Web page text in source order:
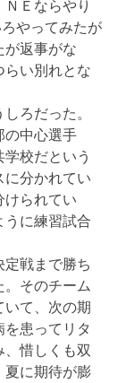
Ｅならやり
やってみたが
が返事がな
らい別れとな
ろだった。
の中心選手
校だという
に分かれてい
けられてい
うに練習試合
戦まで勝ち
そのチーム
いて、次の期
患ってリタ
惜しくも双
夏に期待が膨